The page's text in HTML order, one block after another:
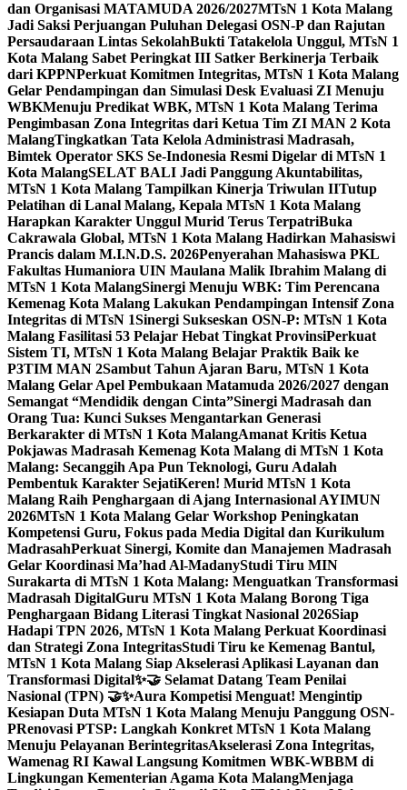
dan Organisasi MATAMUDA 2026/2027MTsN 1 Kota Malang
Jadi Saksi Perjuangan Puluhan Delegasi OSN-P dan Rajutan
Persaudaraan Lintas SekolahBukti Tatakelola Unggul, MTsN 1
Kota Malang Sabet Peringkat III Satker Berkinerja Terbaik
dari KPPNPerkuat Komitmen Integritas, MTsN 1 Kota Malang
Gelar Pendampingan dan Simulasi Desk Evaluasi ZI Menuju
WBKMenuju Predikat WBK, MTsN 1 Kota Malang Terima
Pengimbasan Zona Integritas dari Ketua Tim ZI MAN 2 Kota
MalangTingkatkan Tata Kelola Administrasi Madrasah,
Bimtek Operator SKS Se-Indonesia Resmi Digelar di MTsN 1
Kota MalangSELAT BALI Jadi Panggung Akuntabilitas,
MTsN 1 Kota Malang Tampilkan Kinerja Triwulan IITutup
Pelatihan di Lanal Malang, Kepala MTsN 1 Kota Malang
Harapkan Karakter Unggul Murid Terus TerpatriBuka
Cakrawala Global, MTsN 1 Kota Malang Hadirkan Mahasiswi
Prancis dalam M.I.N.D.S. 2026Penyerahan Mahasiswa PKL
Fakultas Humaniora UIN Maulana Malik Ibrahim Malang di
MTsN 1 Kota MalangSinergi Menuju WBK: Tim Perencana
Kemenag Kota Malang Lakukan Pendampingan Intensif Zona
Integritas di MTsN 1Sinergi Sukseskan OSN-P: MTsN 1 Kota
Malang Fasilitasi 53 Pelajar Hebat Tingkat ProvinsiPerkuat
Sistem TI, MTsN 1 Kota Malang Belajar Praktik Baik ke
P3TIM MAN 2Sambut Tahun Ajaran Baru, MTsN 1 Kota
Malang Gelar Apel Pembukaan Matamuda 2026/2027 dengan
Semangat “Mendidik dengan Cinta”Sinergi Madrasah dan
Orang Tua: Kunci Sukses Mengantarkan Generasi
Berkarakter di MTsN 1 Kota MalangAmanat Kritis Ketua
Pokjawas Madrasah Kemenag Kota Malang di MTsN 1 Kota
Malang: Secanggih Apa Pun Teknologi, Guru Adalah
Pembentuk Karakter SejatiKeren! Murid MTsN 1 Kota
Malang Raih Penghargaan di Ajang Internasional AYIMUN
2026MTsN 1 Kota Malang Gelar Workshop Peningkatan
Kompetensi Guru, Fokus pada Media Digital dan Kurikulum
MadrasahPerkuat Sinergi, Komite dan Manajemen Madrasah
Gelar Koordinasi Ma’had Al-MadanyStudi Tiru MIN
Surakarta di MTsN 1 Kota Malang: Menguatkan Transformasi
Madrasah DigitalGuru MTsN 1 Kota Malang Borong Tiga
Penghargaan Bidang Literasi Tingkat Nasional 2026Siap
Hadapi TPN 2026, MTsN 1 Kota Malang Perkuat Koordinasi
dan Strategi Zona IntegritasStudi Tiru ke Kemenag Bantul,
MTsN 1 Kota Malang Siap Akselerasi Aplikasi Layanan dan
Transformasi Digital✨🤝 Selamat Datang Team Penilai
Nasional (TPN) 🤝✨Aura Kompetisi Menguat! Mengintip
Kesiapan Duta MTsN 1 Kota Malang Menuju Panggung OSN-
PRenovasi PTSP: Langkah Konkret MTsN 1 Kota Malang
Menuju Pelayanan BerintegritasAkselerasi Zona Integritas,
Wamenag RI Kawal Langsung Komitmen WBK-WBBM di
Lingkungan Kementerian Agama Kota MalangMenjaga